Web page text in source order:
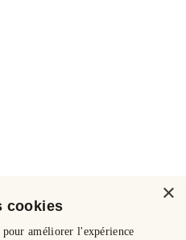
×
cookies
améliorer l'expérience